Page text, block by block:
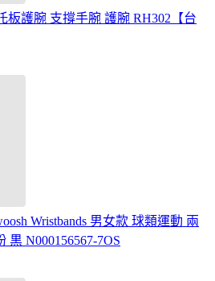
板護腕 支撐手腕 護腕 RH302【台
Wristbands 男女款 球類運動 兩
黒 N000156567-7OS